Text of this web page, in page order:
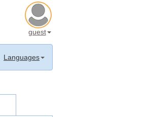
guest
Languages